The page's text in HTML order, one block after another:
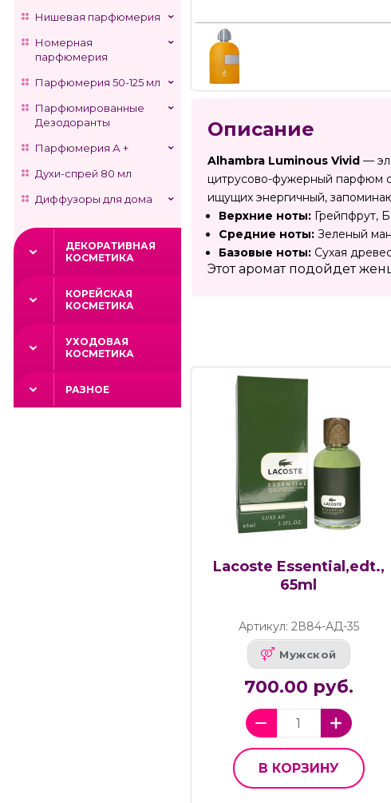
Нишевая парфюмерия
Номерная
парфюмерия
Парфюмерия 50-125 мл
Парфюмированные
Дезодоранты
Парфюмерия А +
Духи-спрей 80 мл
Диффузоры для дома
ДЕКОРАТИВНАЯ
КОСМЕТИКА
КОРЕЙСКАЯ
КОСМЕТИКА
УХОДОВАЯ
КОСМЕТИКА
РАЗНОЕ
Описание
Alhambra Luminous Vivid —
цитрусово-фужерный парфюм
ищущих энергичный,
Верхние ноты: Грейпфрут,
Средние ноты: Зеленый
Базовые ноты: Сухая
Этот аромат подойдет
Lacoste Essential,edt.,
65ml
Артикул: 2В84-АД-35
Мужской
700.00 руб.
В КОРЗИНУ